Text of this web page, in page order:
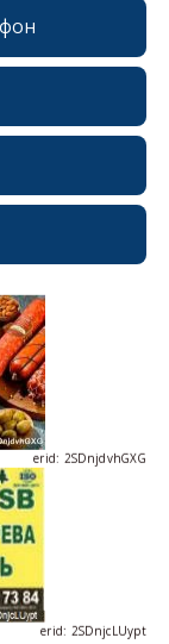
erid: 2SDnjdvhGXG
erid: 2SDnjcLUypt